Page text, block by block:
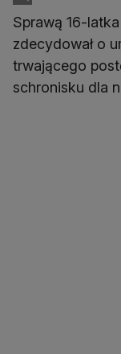
Sprawą 16-
zdecydował o
trwającego
schronisku dla